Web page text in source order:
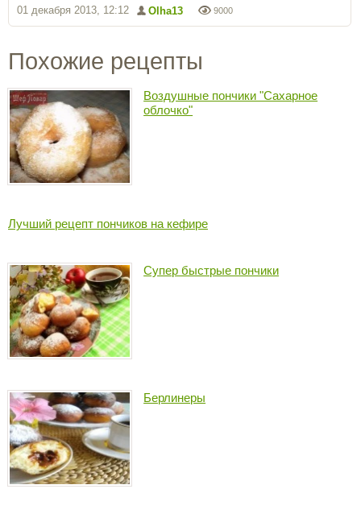
9000
Olha13
01 декабря 2013, 12:12
Похожие рецепты
Воздушные пончики "Сахарное
облочко"
Лучший рецепт пончиков на кефире
Супер быстрые пончики
Берлинеры